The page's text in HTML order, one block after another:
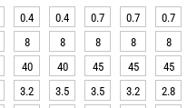
0.4 0.4 0.7 0.7 0.7
8 8 8 8 8
40 40 45 45 45
3.2 3.5 3.5 3.2 2.8